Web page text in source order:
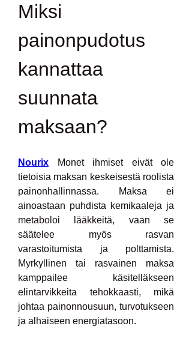
Miksi
painonpudotus
kannattaa
suunnata
maksaan?
Nourix Monet ihmiset eivät ole
tietoisia maksan keskeisestä roolista
painonhallinnassa. Maksa ei
ainoastaan ​​puhdista kemikaaleja ja
metaboloi lääkkeitä, vaan se
säätelee myös rasvan
varastoitumista ja polttamista.
Myrkyllinen tai rasvainen maksa
kamppailee käsitelläkseen
elintarvikkeita tehokkaasti, mikä
johtaa painonnousuun, turvotukseen
ja alhaiseen energiatasoon.